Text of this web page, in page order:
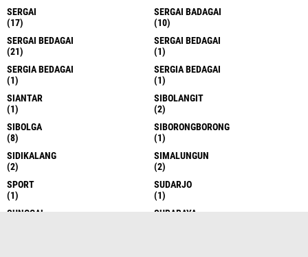
SERGAI
(17)
SERGAI BADAGAI
(10)
SERGAI BEDAGAI
(21)
SERGAI BEDAGAI
(1)
SERGIA BEDAGAI
(1)
SERGIA BEDAGAI
(1)
SIANTAR
(1)
SIBOLANGIT
(2)
SIBOLGA
(8)
SIBORONGBORONG
(1)
SIDIKALANG
(2)
SIMALUNGUN
(2)
SPORT
(1)
SUDARJO
(1)
SUNGGAL
SURABAYA